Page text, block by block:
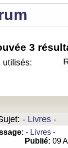
3
utilisés:
- Livres -
- Livres -
Publié: 09